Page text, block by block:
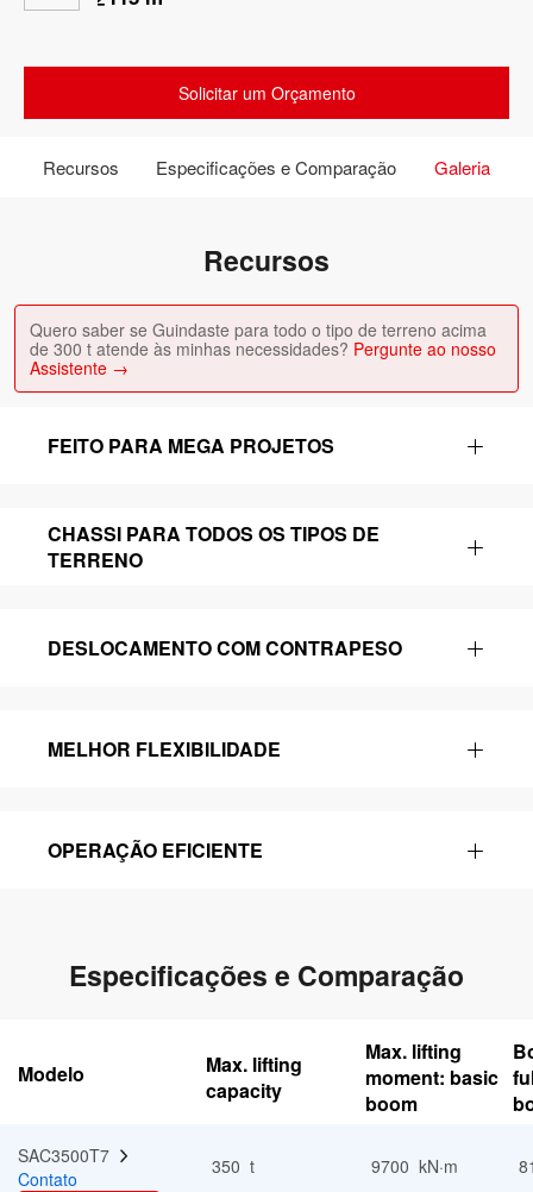
Solicitar um Orçamento
Recursos Especificações e Comparação Galeria
Recursos
Quero saber se Guindaste para todo o tipo de terreno acima
de 300 t atende às minhas necessidades? Pergunte ao nosso
Assistente →
FEITO PARA MEGA PROJETOS
CHASSI PARA TODOS OS TIPOS DE
TERRENO
DESLOCAMENTO COM CONTRAPESO
MELHOR FLEXIBILIDADE
OPERAÇÃO EFICIENTE
Especificações e Comparação
Modelo
Max. lifting
capacity
Max. lifting
moment: basic
boom
SAC3500T7
Contato
350 t 9700 kN·m